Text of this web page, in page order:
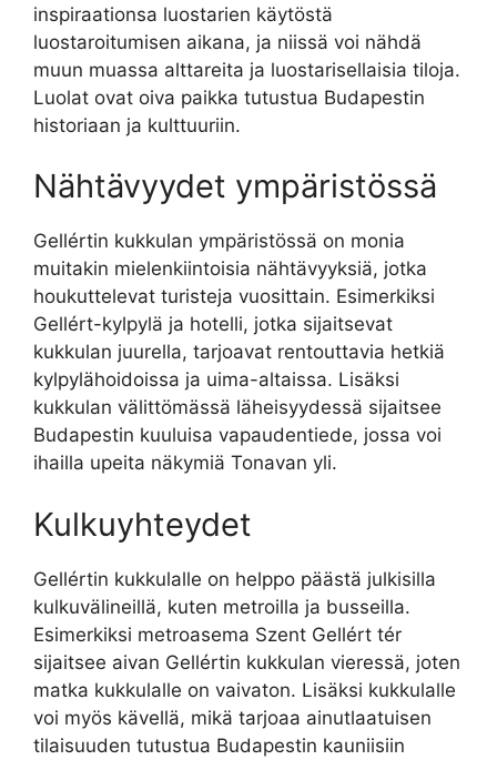
inspiraationsa luostarien käytöstä
luostaroitumisen aikana, ja niissä voi nähdä
muun muassa alttareita ja luostarisellaisia tiloja.
Luolat ovat oiva paikka tutustua Budapestin
historiaan ja kulttuuriin.
Nähtävyydet ympäristössä
Gellértin kukkulan ympäristössä on monia
muitakin mielenkiintoisia nähtävyyksiä, jotka
houkuttelevat turisteja vuosittain. Esimerkiksi
Gellért-kylpylä ja hotelli, jotka sijaitsevat
kukkulan juurella, tarjoavat rentouttavia hetkiä
kylpylähoidoissa ja uima-altaissa. Lisäksi
kukkulan välittömässä läheisyydessä sijaitsee
Budapestin kuuluisa vapaudentiede, jossa voi
ihailla upeita näkymiä Tonavan yli.
Kulkuyhteydet
Gellértin kukkulalle on helppo päästä julkisilla
kulkuvälineillä, kuten metroilla ja busseilla.
Esimerkiksi metroasema Szent Gellért tér
sijaitsee aivan Gellértin kukkulan vieressä, joten
matka kukkulalle on vaivaton. Lisäksi kukkulalle
voi myös kävellä, mikä tarjoaa ainutlaatuisen
tilaisuuden tutustua Budapestin kauniisiin